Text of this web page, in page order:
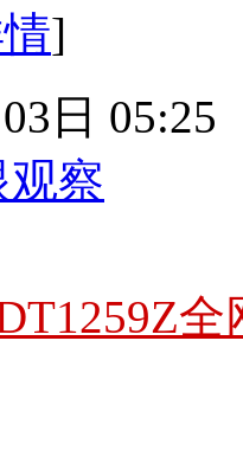
]
日 05:25
观察